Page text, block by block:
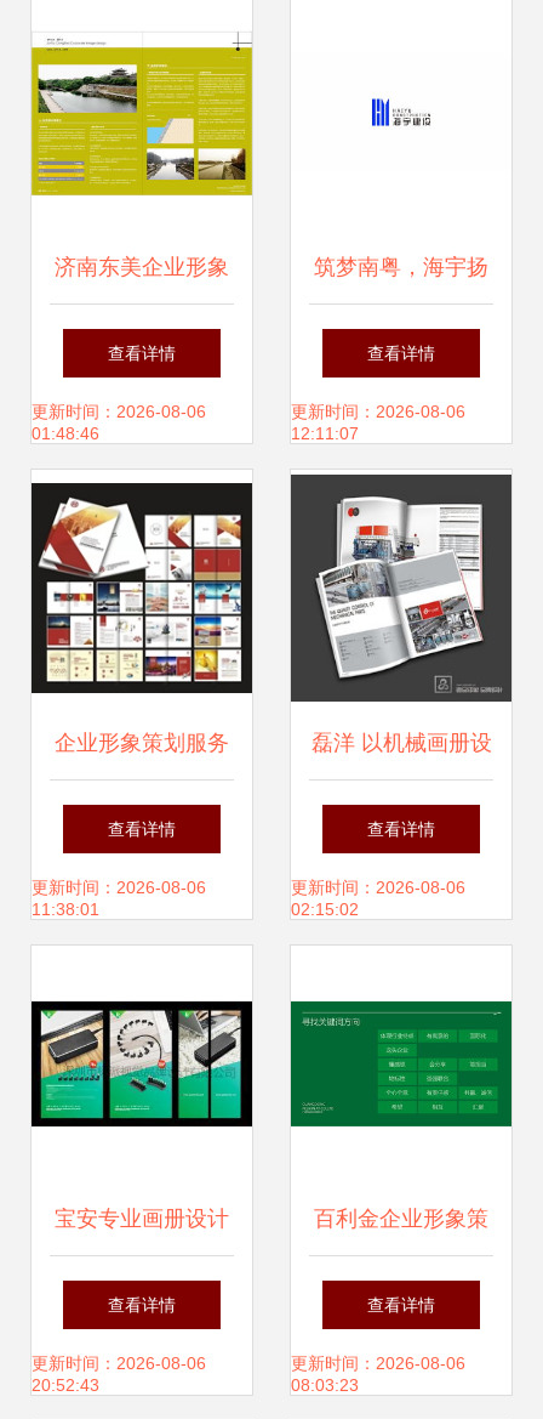
济南东美企业形象
设计与策划 塑造卓
越品牌，驱动商业
价值
查看详情
更新时间：2026-08-06
01:48:46
筑梦南粤，海宇扬
帆——广东海宇建
设企业形象设计与
查看详情
更新时间：2026-08-06
12:11:07
企业形象策划服务
价格指南 从核心价
值到市场报价
查看详情
更新时间：2026-08-06
11:38:01
磊洋 以机械画册设
计与企业形象宣传
为核心，专业打造
查看详情
更新时间：2026-08-06
02:15:02
宝安专业画册设计
与企业形象策划 打
造品牌视觉核心，
查看详情
更新时间：2026-08-06
20:52:43
百利金企业形象策
划方案演示
查看详情
更新时间：2026-08-06
08:03:23